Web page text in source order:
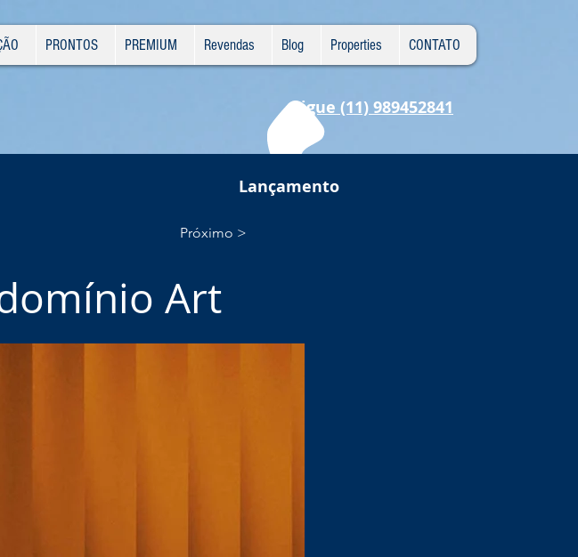
PRONTOS PREMIUM Revendas Blog Properties CONTATO
Ligue (11) 989452841
Lançamento
Próximo >
Art